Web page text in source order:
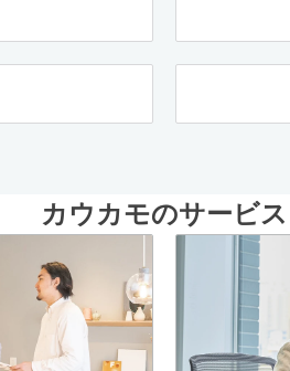
カウカモのサービス